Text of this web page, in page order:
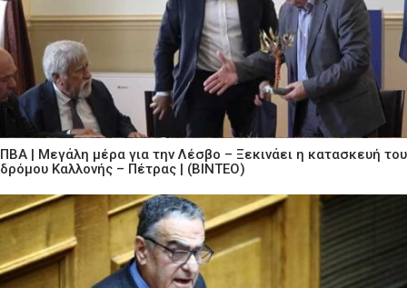
ΠΒΑ | Μεγάλη μέρα για την Λέσβο – Ξεκινάει η κατασκευή του
δρόμου Καλλονής – Πέτρας | (ΒΙΝΤΕΟ)